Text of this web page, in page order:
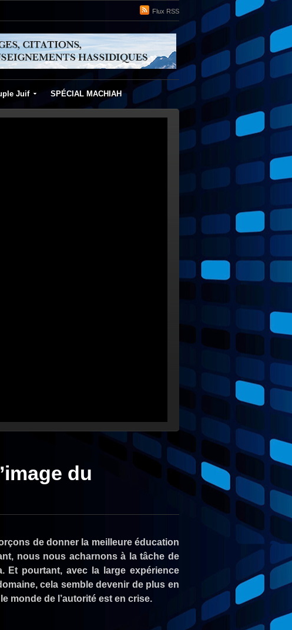
Flux RSS
Juif SPÉCIAL MACHIAH
du
de donner la meilleure éducation
nous nous acharnons à la tâche de
Et pourtant, avec la large expérience
cela semble devenir de plus en
monde de l’autorité est en crise.